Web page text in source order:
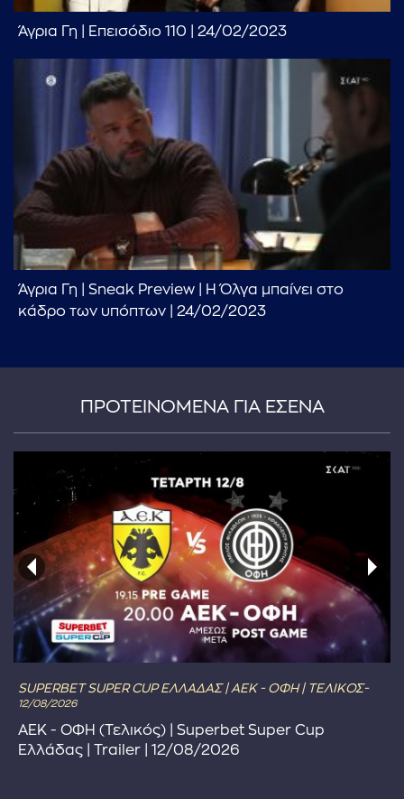
Άγρια Γη | Επεισόδιο 110 | 24/02/2023
Άγρια Γη | Sneak Preview | Η Όλγα μπαίνει στο
κάδρο των υπόπτων | 24/02/2023
ΠΡΟΤΕΙΝΟΜΕΝΑ ΓΙΑ ΕΣΕΝΑ
SUPERBET SUPER CUP ΕΛΛΑΔΑΣ | ΑΕΚ - ΟΦΗ | ΤΕΛΙΚΟΣ-
12/08/2026
ΑΕΚ - ΟΦΗ (Τελικός) | Superbet Super Cup
Ελλάδας | Trailer | 12/08/2026